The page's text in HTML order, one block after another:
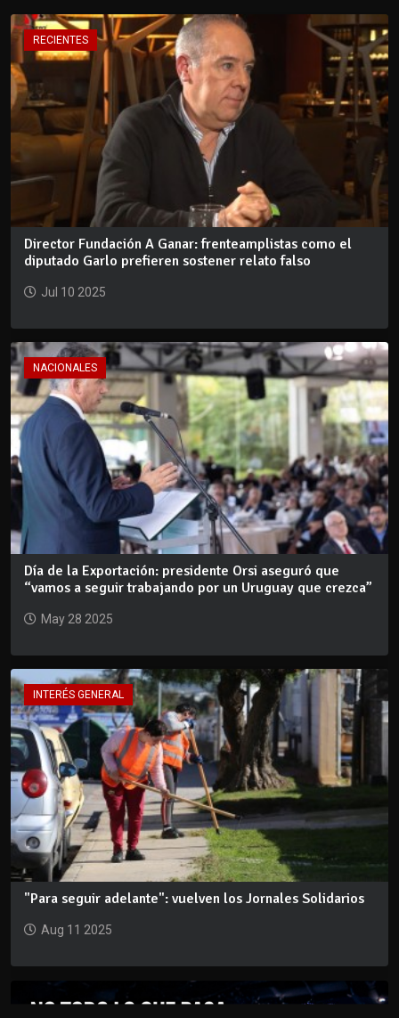
RECIENTES
Director Fundación A Ganar: frenteamplistas como el
diputado Garlo prefieren sostener relato falso
Jul 10 2025
NACIONALES
Día de la Exportación: presidente Orsi aseguró que
“vamos a seguir trabajando por un Uruguay que crezca”
May 28 2025
INTERÉS GENERAL
"Para seguir adelante": vuelven los Jornales Solidarios
Aug 11 2025